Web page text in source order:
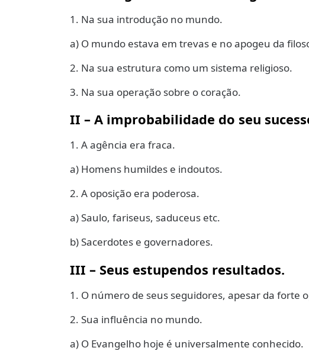
1. Na sua introdução no mundo.
a) O mundo estava em trevas e no apogeu da
2. Na sua estrutura como um sistema religioso.
3. Na sua operação sobre o coração.
II – A improbabilidade do seu
1. A agência era fraca.
a) Homens humildes e indoutos.
2. A oposição era poderosa.
a) Saulo, fariseus, saduceus etc.
b) Sacerdotes e governadores.
III – Seus estupendos resultados.
1. O número de seus seguidores, apesar da forte
2. Sua influência no mundo.
a) O Evangelho hoje é universalmente conhecido.